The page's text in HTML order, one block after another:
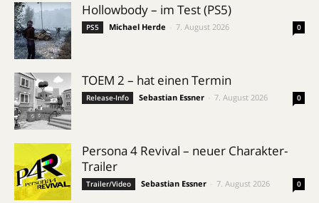
Hollowbody – im Test (PS5)
PS5 Michael Herde 7. August 2026 0
TOEM 2 – hat einen Termin
Release-Info Sebastian Essner 7. August 2026 0
Persona 4 Revival – neuer Charakter-
Trailer
Trailer/Video Sebastian Essner 7. August 2026 0